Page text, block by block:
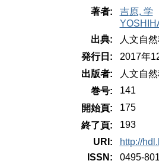
著者:
吉原, 学
出典:
人文自
発行日:
2017年
出版者:
人文自
巻号:
141
開始頁:
175
終了頁:
193
URI:
http://
ISSN:
0495-